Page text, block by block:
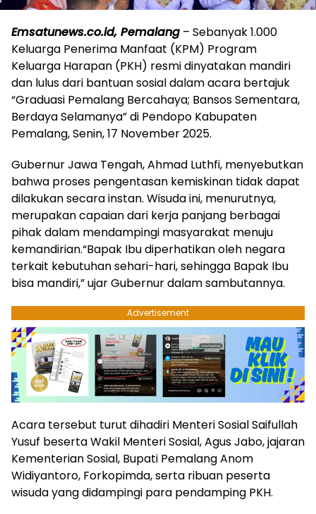
Emsatunews.co.id, Pemalang – Sebanyak 1.000
Keluarga Penerima Manfaat (KPM) Program
Keluarga Harapan (PKH) resmi dinyatakan mandiri
dan lulus dari bantuan sosial dalam acara bertajuk
“Graduasi Pemalang Bercahaya; Bansos Sementara,
Berdaya Selamanya” di Pendopo Kabupaten
Pemalang, Senin, 17 November 2025.
Gubernur Jawa Tengah, Ahmad Luthfi, menyebutkan
bahwa proses pengentasan kemiskinan tidak dapat
dilakukan secara instan. Wisuda ini, menurutnya,
merupakan capaian dari kerja panjang berbagai
pihak dalam mendampingi masyarakat menuju
kemandirian.“Bapak Ibu diperhatikan oleh negara
terkait kebutuhan sehari-hari, sehingga Bapak Ibu
bisa mandiri,” ujar Gubernur dalam sambutannya.
Advertisement
Acara tersebut turut dihadiri Menteri Sosial Saifullah
Yusuf beserta Wakil Menteri Sosial, Agus Jabo, jajaran
Kementerian Sosial, Bupati Pemalang Anom
Widiyantoro, Forkopimda, serta ribuan peserta
wisuda yang didampingi para pendamping PKH.